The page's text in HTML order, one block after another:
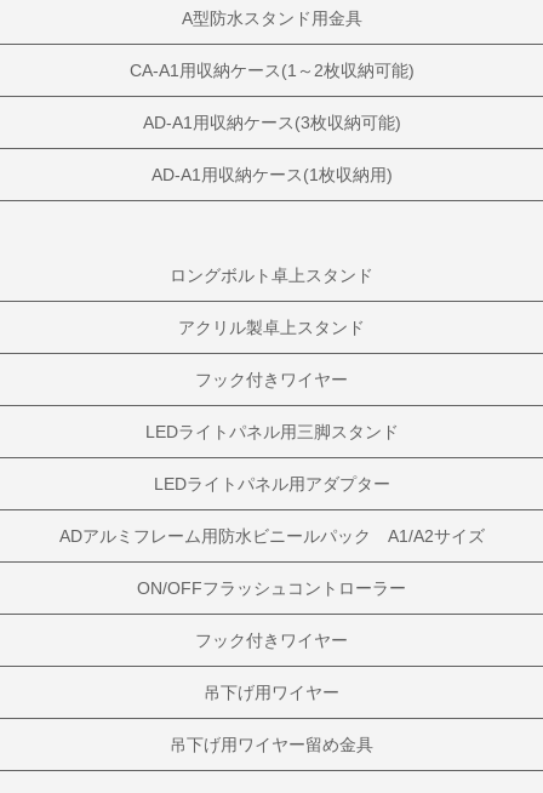
A型防水スタンド用金具
CA-A1用収納ケース(1～2枚収納可能)
AD-A1用収納ケース(3枚収納可能)
AD-A1用収納ケース(1枚収納用)
ロングボルト卓上スタンド
アクリル製卓上スタンド
フック付きワイヤー
LEDライトパネル用三脚スタンド
LEDライトパネル用アダプター
ADアルミフレーム用防水ビニールパック A1/A2サイズ
ON/OFFフラッシュコントローラー
フック付きワイヤー
吊下げ用ワイヤー
吊下げ用ワイヤー留め金具